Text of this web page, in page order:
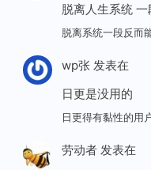
脱离人生系统
脱离系统一段反而
wp张发表在
日更是没用的
日更得有黏性的用
劳动者发表在